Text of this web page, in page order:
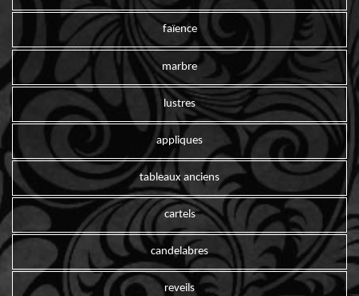
faïence
marbre
lustres
appliques
tableaux anciens
cartels
candelabres
reveils